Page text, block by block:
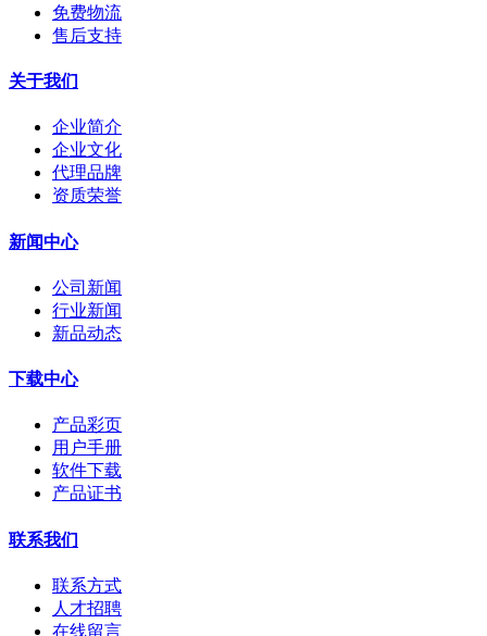
免费物流
售后支持
关于我们
企业简介
企业文化
代理品牌
资质荣誉
新闻中心
公司新闻
行业新闻
新品动态
下载中心
产品彩页
用户手册
软件下载
产品证书
联系我们
联系方式
人才招聘
在线留言